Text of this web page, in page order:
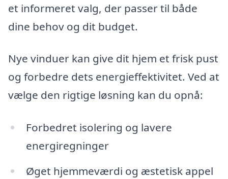
et informeret valg, der passer til både
dine behov og dit budget.
Nye vinduer kan give dit hjem et frisk pust
og forbedre dets energieffektivitet. Ved at
vælge den rigtige løsning kan du opnå:
Forbedret isolering og lavere
energiregninger
Øget hjemmeværdi og æstetisk appel